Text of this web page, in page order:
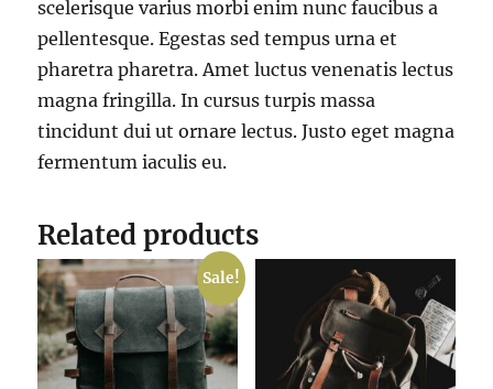
scelerisque varius morbi enim nunc faucibus a
pellentesque. Egestas sed tempus urna et
pharetra pharetra. Amet luctus venenatis lectus
magna fringilla. In cursus turpis massa
tincidunt dui ut ornare lectus. Justo eget magna
fermentum iaculis eu.
Related products
Sale!